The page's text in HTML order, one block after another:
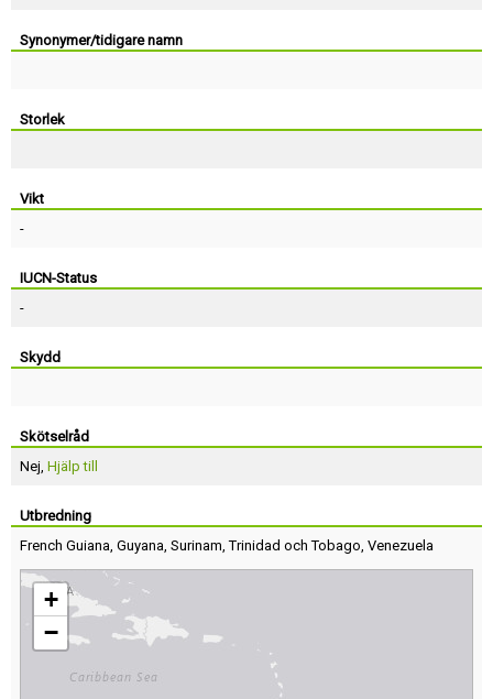
Synonymer/tidigare namn
Storlek
Vikt
-
IUCN-Status
-
Skydd
Skötselråd
Nej, Hjälp till
Utbredning
French Guiana, Guyana, Surinam,Trinidad och Tobago, Venezuela
+
−